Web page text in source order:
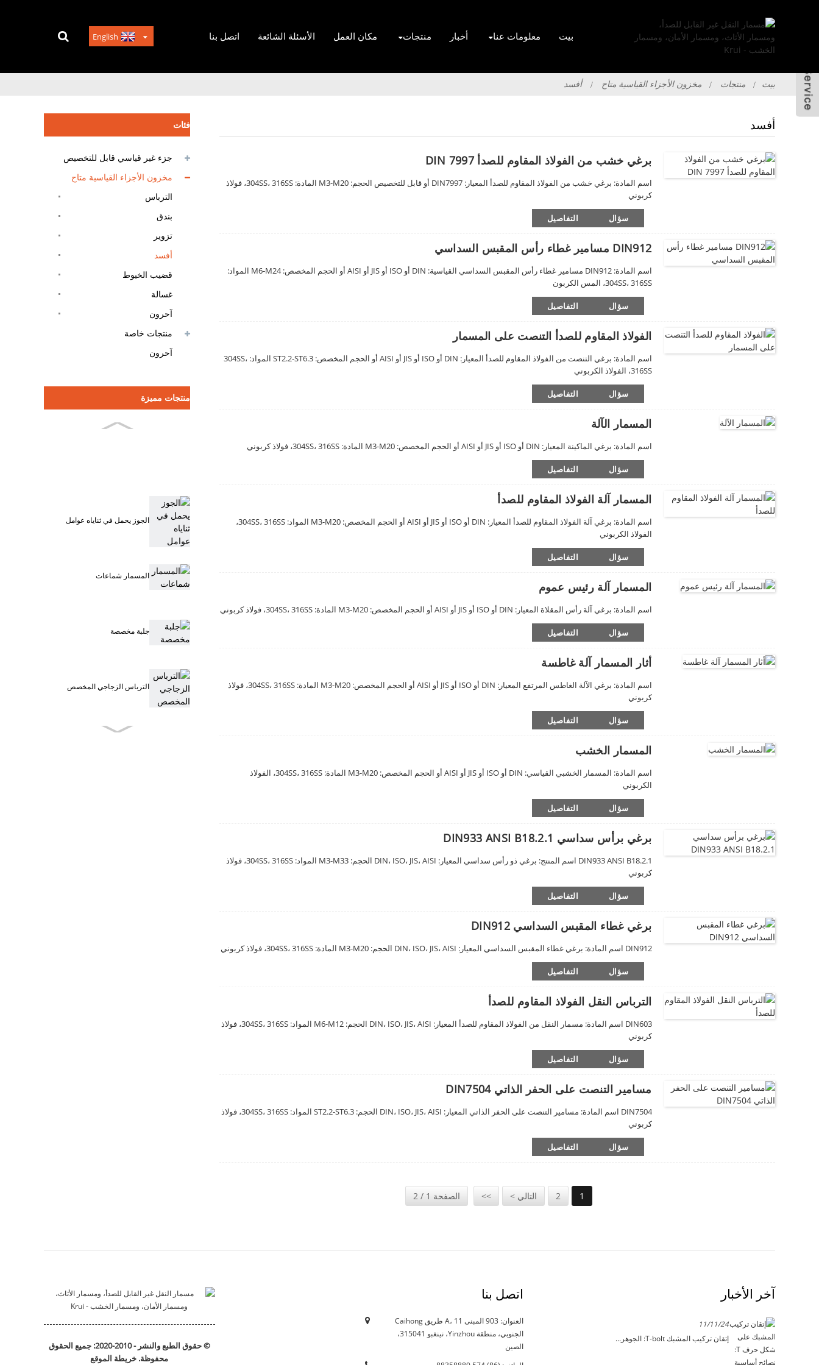
بيت معلومات عنا أخبار منتجات مكان العمل الأسئلة الشائعة اتصل بنا English
بيت منتجات مخزون الأجزاء القياسية متاح أفسد
فئات
جزء غير قياسي قابل للتخصيص
مخزون الأجزاء القياسية متاح
الترباس
بندق
تزوير
أفسد
قضيب الخيوط
غسالة
آحرون
منتجات خاصة
آحرون
منتجات مميزة
الجوز يحمل في ثناياه عوامل
المسمار شماعات
جلبة مخصصة
الترباس الزجاجي المخصص
Slide_bracket
DIN912 مسامير غطاء رأس
المقبس السداسي
أفسد
برغي خشب من الفولاذ المقاوم للصدأ DIN 7997
اسم المادة: برغي خشب من الفولاذ المقاوم للصدأ المعيار: DIN7997 أو قابل للتخصيص الحجم: M3-M20 المادة: 304SS، 316SS، فولاذ
كربوني
سؤال التفاصيل
DIN912 مسامير غطاء رأس المقبس السداسي
اسم المادة: DIN912 مسامير غطاء رأس المقبس السداسي القياسية: DIN أو ISO أو JIS أو AISI أو الحجم المخصص: M6-M24 المواد:
304SS، 316SS، المس الكربون
سؤال التفاصيل
الفولاذ المقاوم للصدأ التنصت على المسمار
اسم المادة: برغي التنصت من الفولاذ المقاوم للصدأ المعيار: DIN أو ISO أو JIS أو AISI أو الحجم المخصص: ST2.2-ST6.3 المواد: 304SS،
316SS، الفولاذ الكربوني
سؤال التفاصيل
المسمار الآلة
اسم المادة: برغي الماكينة المعيار: DIN أو ISO أو JIS أو AISI أو الحجم المخصص: M3-M20 المادة: 304SS، 316SS، فولاذ كربوني
سؤال التفاصيل
المسمار آلة الفولاذ المقاوم للصدأ
اسم المادة: برغي آلة الفولاذ المقاوم للصدأ المعيار: DIN أو ISO أو JIS أو AISI أو الحجم المخصص: M3-M20 المواد: 304SS، 316SS،
الفولاذ الكربوني
سؤال التفاصيل
المسمار آلة رئيس عموم
اسم المادة: برغي آلة رأس المقلاة المعيار: DIN أو ISO أو JIS أو AISI أو الحجم المخصص: M3-M20 المادة: 304SS، 316SS، فولاذ كربوني
سؤال التفاصيل
أثار المسمار آلة غاطسة
اسم المادة: برغي الآلة الغاطس المرتفع المعيار: DIN أو ISO أو JIS أو AISI أو الحجم المخصص: M3-M20 المادة: 304SS، 316SS، فولاذ
كربوني
سؤال التفاصيل
المسمار الخشب
اسم المادة: المسمار الخشبي القياسي: DIN أو ISO أو JIS أو AISI أو الحجم المخصص: M3-M20 المادة: 304SS، 316SS، الفولاذ
الكربوني
سؤال التفاصيل
برغي برأس سداسي DIN933 ANSI B18.2.1
DIN933 ANSI B18.2.1 اسم المنتج: برغي ذو رأس سداسي المعيار: DIN، ISO، JIS، AISI الحجم: M3-M33 المواد: 304SS، 316SS، فولاذ
كربوني
سؤال التفاصيل
برغي غطاء المقبس السداسي DIN912
DIN912 اسم المادة: برغي غطاء المقبس السداسي المعيار: DIN، ISO، JIS، AISI الحجم: M3-M20 المادة: 304SS، 316SS، فولاذ كربوني
سؤال التفاصيل
الترباس النقل الفولاذ المقاوم للصدأ
DIN603 اسم المادة: مسمار النقل من الفولاذ المقاوم للصدأ المعيار: DIN، ISO، JIS، AISI الحجم: M6-M12 المواد: 304SS، 316SS، فولاذ
كربوني
سؤال التفاصيل
مسامير التنصت على الحفر الذاتي DIN7504
DIN7504 اسم المادة: مسامير التنصت على الحفر الذاتي المعيار: DIN، ISO، JIS، AISI الحجم: ST2.2-ST6.3 المواد: 304SS، 316SS، فولاذ
كربوني
سؤال التفاصيل
1
2 التالي > >> الصفحة 1 / 2
© حقوق الطبع والنشر - 2010-2020: جميع الحقوق
محفوظة. خريطة الموقع
اتصل بنا
العنوان: 903 المبنى A، 11 طريق Caihong
الجنوبي، منطقة Yinzhou، نينغبو 315041،
الصين
آخر الأخبار
12/10/21
هل يؤثر التقليص الحالي على...
11/11/24
إتقان تركيب المشبك T-bolt: الجوهر...
دائرة الرقابة الداخلية